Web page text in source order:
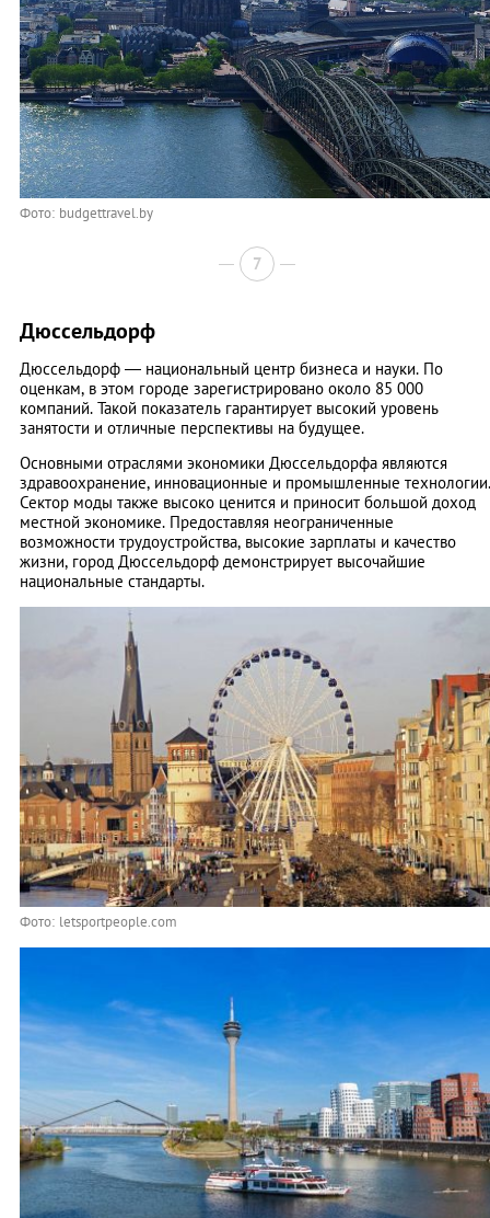
Фото: budgettravel.by
7
Дюссельдорф
Дюссельдорф — национальный центр бизнеса и науки. По
оценкам, в этом городе зарегистрировано около 85 000
компаний. Такой показатель гарантирует высокий уровень
занятости и отличные перспективы на будущее.
Основными отраслями экономики Дюссельдорфа являются
здравоохранение, инновационные и промышленные технологии.
Сектор моды также высоко ценится и приносит большой доход
местной экономике. Предоставляя неограниченные
возможности трудоустройства, высокие зарплаты и качество
жизни, город Дюссельдорф демонстрирует высочайшие
национальные стандарты.
Фото: letsportpeople.com